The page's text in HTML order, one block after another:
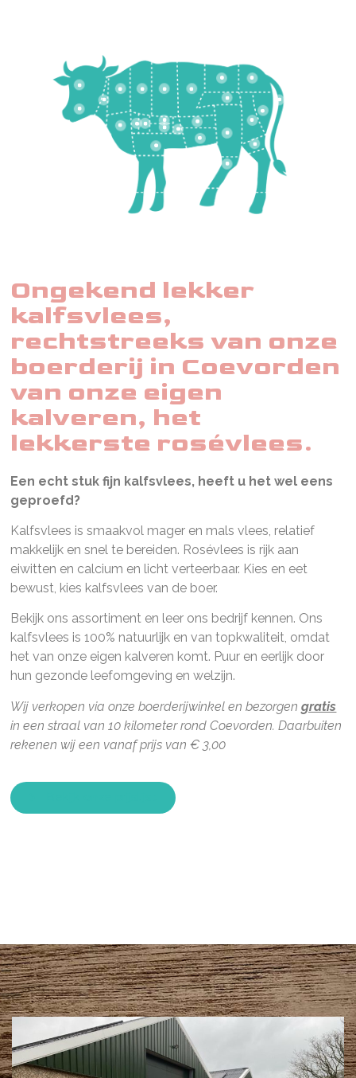
Ongekend lekker
kalfsvlees,
rechtstreeks van onze
boerderij in Coevorden
van onze eigen
kalveren, het
lekkerste rosévlees.
Een echt stuk fijn kalfsvlees, heeft u het wel eens
geproefd?
Kalfsvlees is smaakvol mager en mals vlees, relatief
makkelijk en snel te bereiden. Rosévlees is rijk aan
eiwitten en calcium en licht verteerbaar. Kies en eet
bewust, kies kalfsvlees van de boer.
Bekijk ons assortiment en leer ons bedrijf kennen. Ons
kalfsvlees is 100% natuurlijk en van topkwaliteit, omdat
het van onze eigen kalveren komt. Puur en eerlijk door
hun gezonde leefomgeving en welzijn.
Wij verkopen via onze boerderijwinkel en bezorgengratis
in een straal van 10 kilometer rond Coevorden. Daarbuiten
rekenen wij een vanaf prijs van € 3,00